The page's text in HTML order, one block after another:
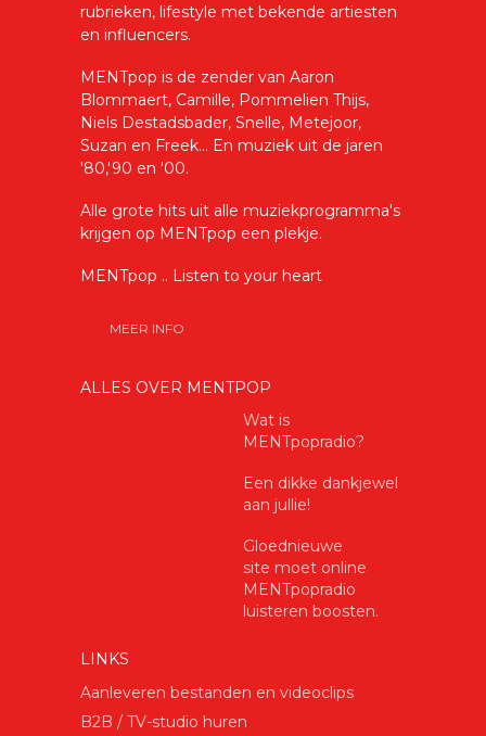
rubrieken, lifestyle met bekende artiesten
en influencers.
MENTpop is de zender van Aaron
Blommaert, Camille, Pommelien Thijs,
Niels Destadsbader, Snelle, Metejoor,
Suzan en Freek... En muziek uit de jaren
'80,'90 en '00.
Alle grote hits uit alle muziekprogramma's
krijgen op MENTpop een plekje.
MENTpop .. Listen to your heart
MEER INFO
ALLES OVER MENTPOP
Wat is
MENTpopradio?
Een dikke dankjewel
aan jullie!
Gloednieuwe
site moet online
MENTpopradio
luisteren boosten.
LINKS
Aanleveren bestanden en videoclips
B2B / TV-studio huren